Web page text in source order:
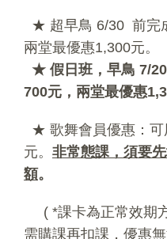
★ 超早鳥 6/30 前完
兩堂最優惠1,300元。
★ 假日班，早鳥 7/
700元，兩堂最優惠
★ 歌舞會員優惠：可
元。 非常態課，須要
額。
( *課卡為正常效期
需購課再扣課，優惠